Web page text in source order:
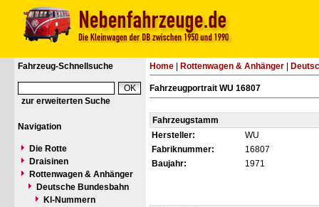
Fahrzeug-Schnellsuche
zur erweiterten Suche
Navigation
Die Rotte
Draisinen
Rottenwagen & Anhänger
Deutsche Bundesbahn
Kl-Nummern
Home Rottenwagen & Anhänger
Fahrzeugportrait WU 16807
Fahrzeugstamm
Hersteller:
WU
Fabriknummer:
16807
Baujahr:
1971